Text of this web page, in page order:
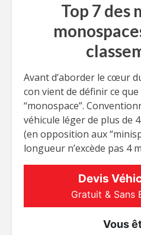
Top 7 des
Avant d’aborder le cœur
con vient de définir ce
“monospace”.
véhicule léger de plus de
(en opposition aux
longueur n’excède pas 4